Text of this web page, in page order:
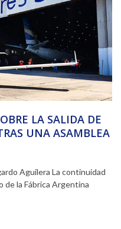
LA SALIDA DE
UNA ASAMBLEA
Aguilera La continuidad
de la Fábrica Argentina